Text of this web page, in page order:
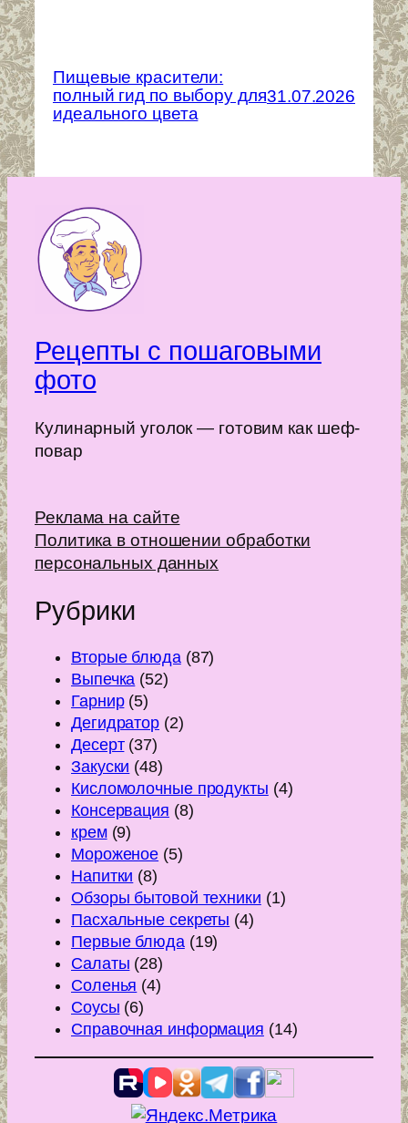
Пищевые красители:
полный гид по выбору для
идеального цвета
31.07.2026
Рецепты с пошаговыми
фото
Кулинарный уголок — готовим как шеф-
повар
Реклама на сайте
Политика в отношении обработки
персональных данных
Рубрики
Вторые блюда(87)
Выпечка (52)
Гарнир(5)
Дегидратор (2)
Десерт(37)
Закуски (48)
Кисломолочные продукты (4)
Консервация (8)
крем(9)
Мороженое (5)
Напитки (8)
Обзоры бытовой техники (1)
Пасхальные секреты (4)
Первые блюда(19)
Салаты (28)
Соленья (4)
Соусы (6)
Справочная информация (14)